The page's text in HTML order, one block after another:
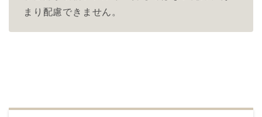
まり配慮できません。